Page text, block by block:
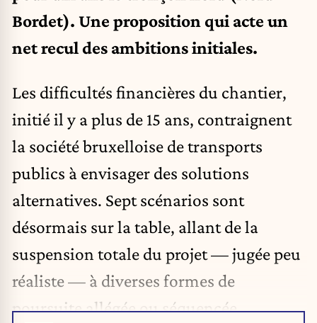
Bordet). Une proposition qui acte un
net recul des ambitions initiales.
Les difficultés financières du chantier,
initié il y a plus de 15 ans, contraignent
la société bruxelloise de transports
publics à envisager des solutions
alternatives. Sept scénarios sont
désormais sur la table, allant de la
suspension totale du projet — jugée peu
réaliste — à diverses formes de
poursuite allégée ou séquencée.